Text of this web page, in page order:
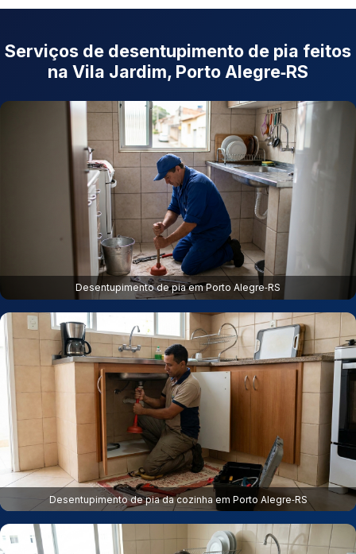
Serviços de desentupimento de pia feitos
na Vila Jardim, Porto Alegre‑RS
Desentupimento de pia em Porto Alegre‑RS
Desentupimento de pia da cozinha em Porto Alegre‑RS